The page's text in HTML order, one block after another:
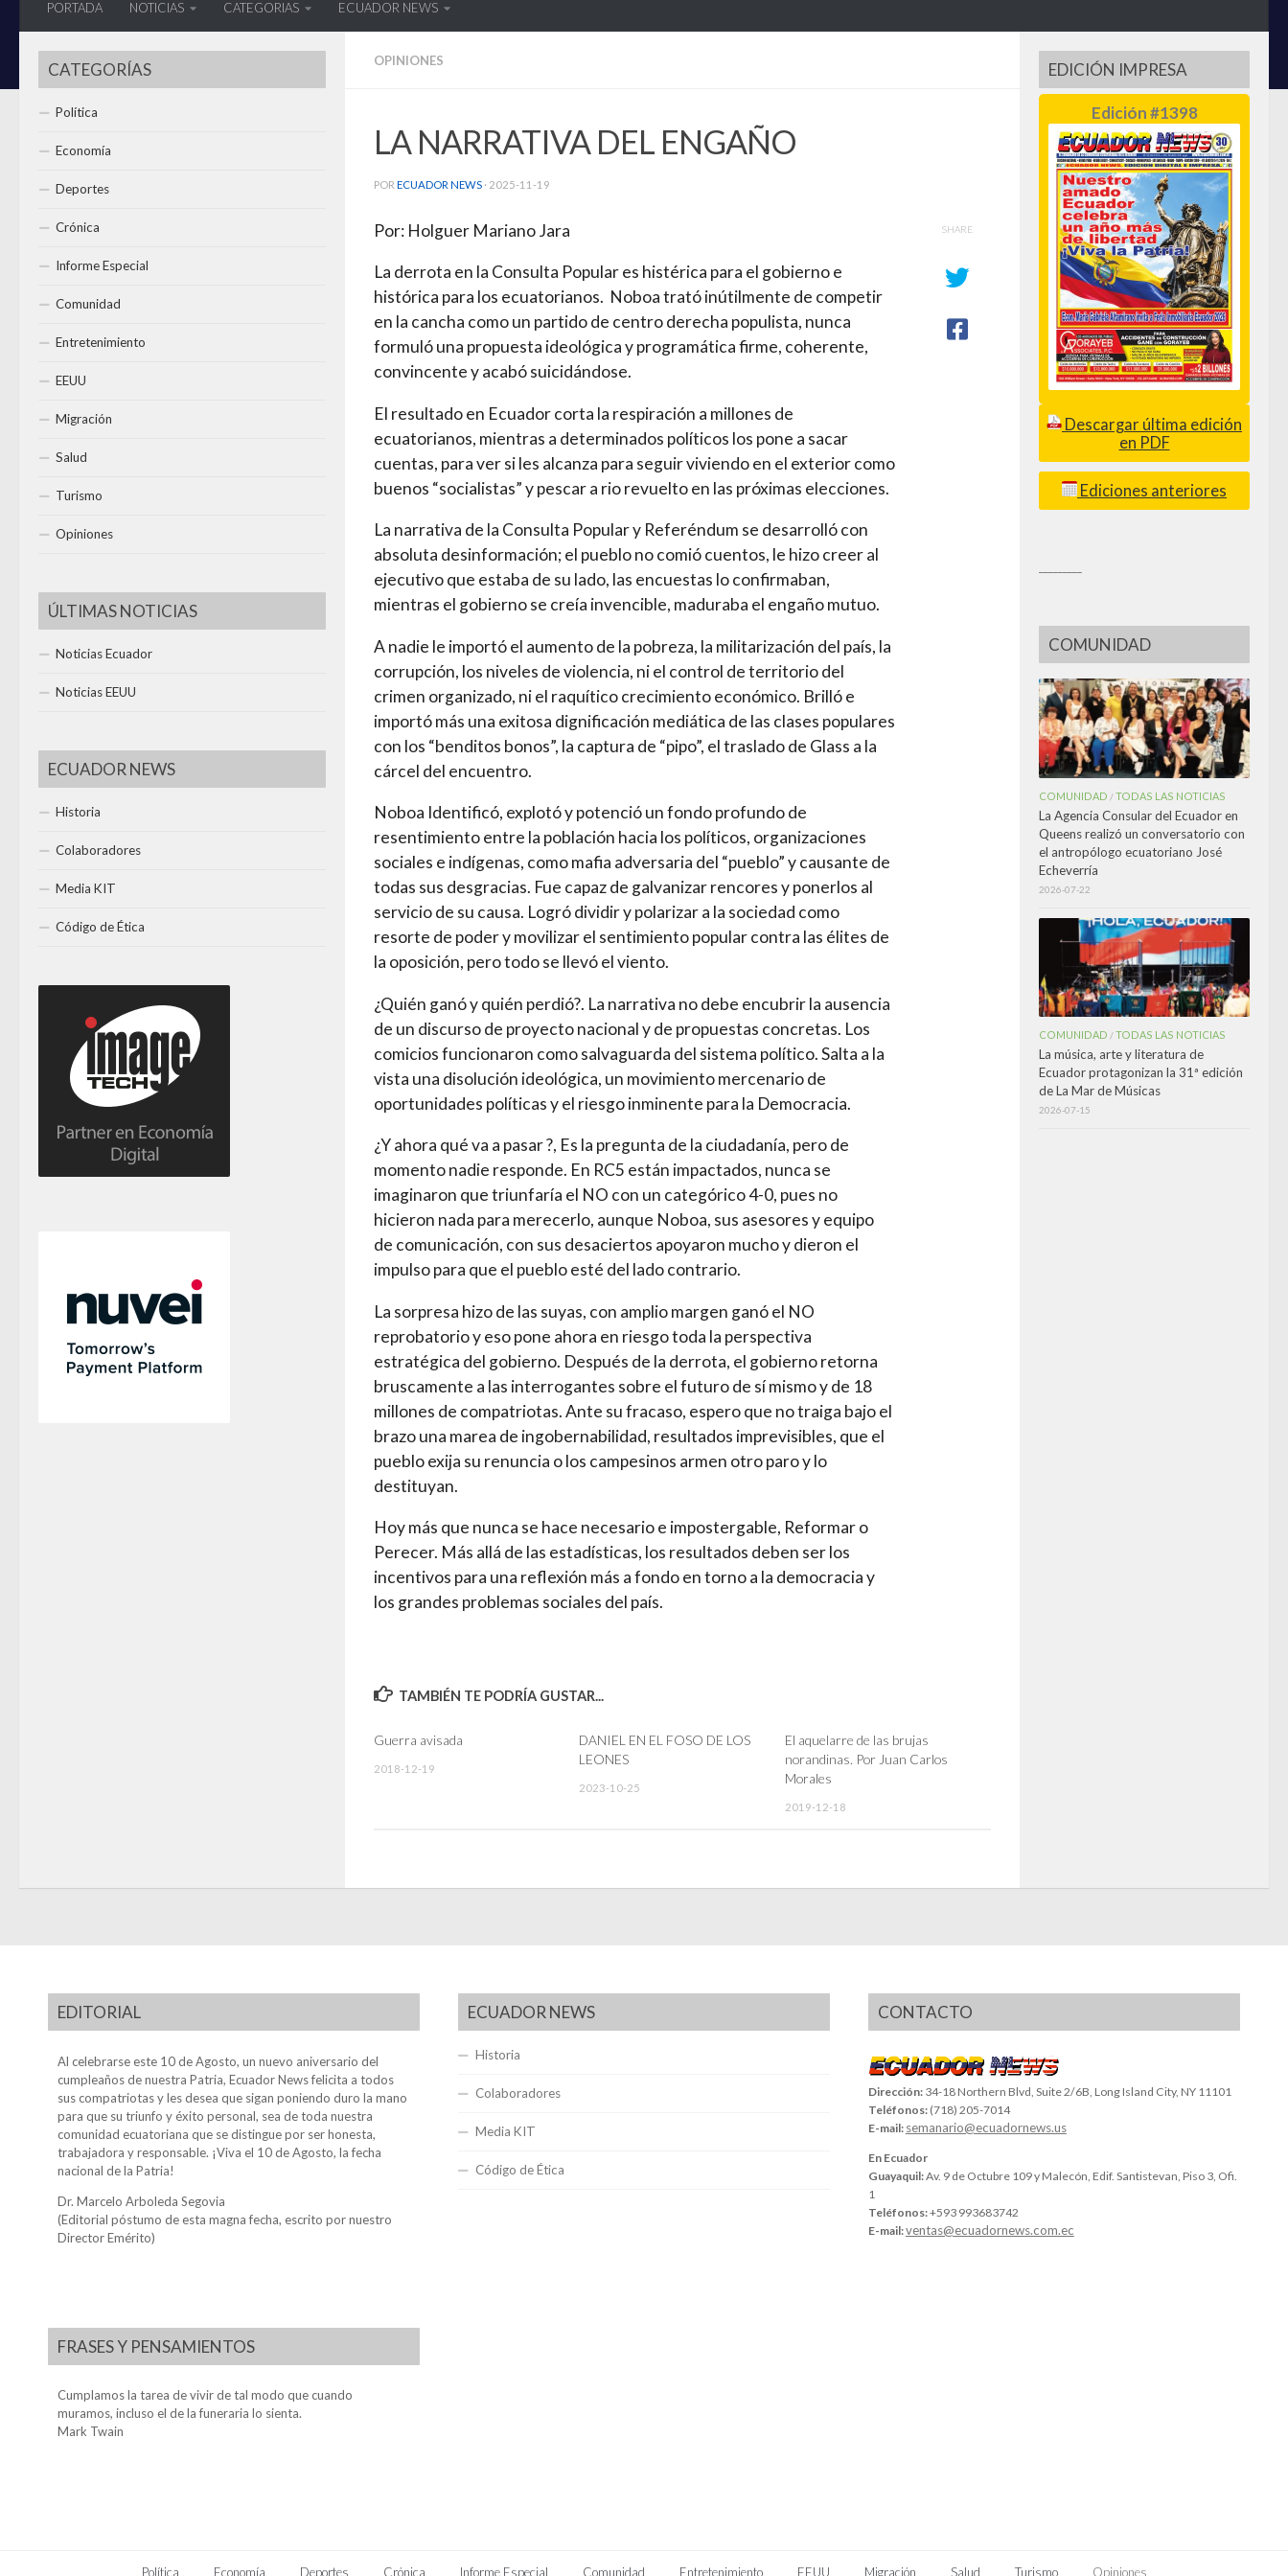
PORTADA NOTICIAS CATEGORIAS ECUADOR NEWS
OPINIONES
LA NARRATIVA DEL ENGAÑO
POR ECUADOR NEWS · 2025-11-19
Por: Holguer Mariano Jara
La derrota en la Consulta Popular es histérica para el gobierno e
histórica para los ecuatorianos. Noboa trató inútilmente de competir
en la cancha como un partido de centro derecha populista, nunca
formuló una propuesta ideológica y programática firme, coherente,
convincente y acabó suicidándose.
El resultado en Ecuador corta la respiración a millones de
ecuatorianos, mientras a determinados políticos los pone a sacar
cuentas, para ver si les alcanza para seguir viviendo en el exterior como
buenos “socialistas” y pescar a rio revuelto en las próximas elecciones.
La narrativa de la Consulta Popular y Referéndum se desarrolló con
absoluta desinformación; el pueblo no comió cuentos, le hizo creer al
ejecutivo que estaba de su lado, las encuestas lo confirmaban,
mientras el gobierno se creía invencible, maduraba el engaño mutuo.
A nadie le importó el aumento de la pobreza, la militarización del país, la
corrupción, los niveles de violencia, ni el control de territorio del
crimen organizado, ni el raquítico crecimiento económico. Brilló e
importó más una exitosa dignificación mediática de las clases populares
con los “benditos bonos”, la captura de “pipo”, el traslado de Glass a la
cárcel del encuentro.
Noboa Identificó, explotó y potenció un fondo profundo de
resentimiento entre la población hacia los políticos, organizaciones
sociales e indígenas, como mafia adversaria del “pueblo” y causante de
todas sus desgracias. Fue capaz de galvanizar rencores y ponerlos al
servicio de su causa. Logró dividir y polarizar a la sociedad como
resorte de poder y movilizar el sentimiento popular contra las élites de
la oposición, pero todo se llevó el viento.
¿Quién ganó y quién perdió?. La narrativa no debe encubrir la ausencia
de un discurso de proyecto nacional y de propuestas concretas. Los
comicios funcionaron como salvaguarda del sistema político. Salta a la
vista una disolución ideológica, un movimiento mercenario de
oportunidades políticas y el riesgo inminente para la Democracia.
¿Y ahora qué va a pasar ?, Es la pregunta de la ciudadanía, pero de
momento nadie responde. En RC5 están impactados, nunca se
imaginaron que triunfaría el NO con un categórico 4-0, pues no
hicieron nada para merecerlo, aunque Noboa, sus asesores y equipo
de comunicación, con sus desaciertos apoyaron mucho y dieron el
impulso para que el pueblo esté del lado contrario.
La sorpresa hizo de las suyas, con amplio margen ganó el NO
reprobatorio y eso pone ahora en riesgo toda la perspectiva
estratégica del gobierno. Después de la derrota, el gobierno retorna
bruscamente a las interrogantes sobre el futuro de sí mismo y de 18
millones de compatriotas. Ante su fracaso, espero que no traiga bajo el
brazo una marea de ingobernabilidad, resultados imprevisibles, que el
pueblo exija su renuncia o los campesinos armen otro paro y lo
destituyan.
Hoy más que nunca se hace necesario e impostergable, Reformar o
Perecer. Más allá de las estadísticas, los resultados deben ser los
incentivos para una reflexión más a fondo en torno a la democracia y
los grandes problemas sociales del país.
SHARE
TAMBIÉN TE PODRÍA GUSTAR...
Guerra avisada
2018-12-19
DANIEL EN EL FOSO DE LOS
LEONES
2023-10-25
El aquelarre de las brujas
norandinas. Por Juan Carlos
Morales
2019-12-18
CATEGORÍAS
Política
Economía
Deportes
Crónica
Informe Especial
Comunidad
Entretenimiento
EEUU
Migración
Salud
Turismo
Opiniones
ÚLTIMAS NOTICIAS
Noticias Ecuador
Noticias EEUU
ECUADOR NEWS
Historia
Colaboradores
Media KIT
Código de Ética
EDICIÓN IMPRESA
Edición #1398
Descargar última edición
en PDF
Ediciones anteriores
COMUNIDAD
COMUNIDAD /TODAS LAS NOTICIAS
La Agencia Consular del Ecuador en
Queens realizó un conversatorio con
el antropólogo ecuatoriano José
Echeverría
2026-07-22
COMUNIDAD /TODAS LAS NOTICIAS
La música, arte y literatura de
Ecuador protagonizan la 31ª edición
de La Mar de Músicas
2026-07-15
EDITORIAL
Al celebrarse este 10 de Agosto, un nuevo aniversario del
cumpleaños de nuestra Patria, Ecuador News felicita a todos
sus compatriotas y les desea que sigan poniendo duro la mano
para que su triunfo y éxito personal, sea de toda nuestra
comunidad ecuatoriana que se distingue por ser honesta,
trabajadora y responsable. ¡Viva el 10 de Agosto, la fecha
nacional de la Patria!
Dr. Marcelo Arboleda Segovia
(Editorial póstumo de esta magna fecha, escrito por nuestro
Director Emérito)
FRASES Y PENSAMIENTOS
Cumplamos la tarea de vivir de tal modo que cuando
muramos, incluso el de la funeraria lo sienta.
Mark Twain
ECUADOR NEWS
Historia
Colaboradores
Media KIT
Código de Ética
CONTACTO
Dirección: 34-18 Northern Blvd, Suite 2/6B, Long Island City, NY 11101
Teléfonos: (718) 205-7014
E-mail: semanario@ecuadornews.us
En Ecuador
Guayaquil:Av. 9 de Octubre 109 y Malecón, Edif. Santistevan, Piso 3, Ofi.
1
Teléfonos:+593 993683742
E-mail:ventas@ecuadornews.com.ec
Política Economía Deportes Crónica Informe Especial Comunidad Entretenimiento EEUU Migración Salud Turismo Opiniones